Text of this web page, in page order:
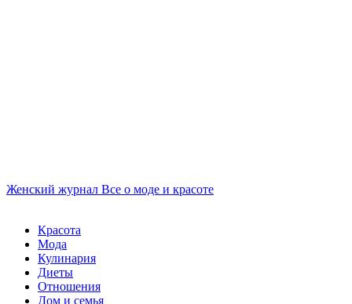
Женский журнал Все о моде и красоте
Красота
Мода
Кулинария
Диеты
Отношения
Дом и семья